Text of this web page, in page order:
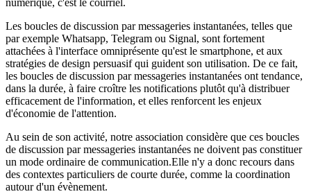
numérique, c'est le courriel.
Les boucles de discussion par messageries instantanées, telles que
par exemple Whatsapp, Telegram ou Signal, sont fortement
attachées à l'interface omniprésente qu'est le smartphone, et aux
stratégies de design persuasif qui guident son utilisation. De ce fait,
les boucles de discussion par messageries instantanées ont tendance,
dans la durée, à faire croître les notifications plutôt qu'à distribuer
efficacement de l'information, et elles renforcent les enjeux
d'économie de l'attention.
Au sein de son activité, notre association considère que ces boucles
de discussion par messageries instantanées ne doivent pas constituer
un mode ordinaire de communication.Elle n'y a donc recours dans
des contextes particuliers de courte durée, comme la coordination
autour d'un évènement.